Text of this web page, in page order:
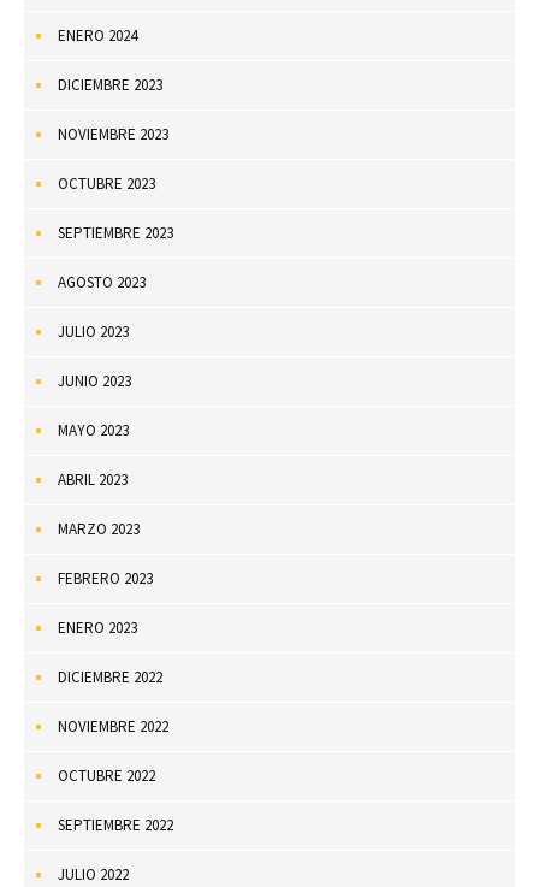
ENERO 2024
DICIEMBRE 2023
NOVIEMBRE 2023
OCTUBRE 2023
SEPTIEMBRE 2023
AGOSTO 2023
JULIO 2023
JUNIO 2023
MAYO 2023
ABRIL 2023
MARZO 2023
FEBRERO 2023
ENERO 2023
DICIEMBRE 2022
NOVIEMBRE 2022
OCTUBRE 2022
SEPTIEMBRE 2022
JULIO 2022